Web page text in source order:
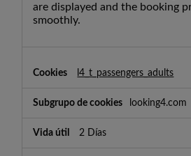
are displayed and the booking
smoothly.
l4_t_passengers_adults
looking4.com
2 Días